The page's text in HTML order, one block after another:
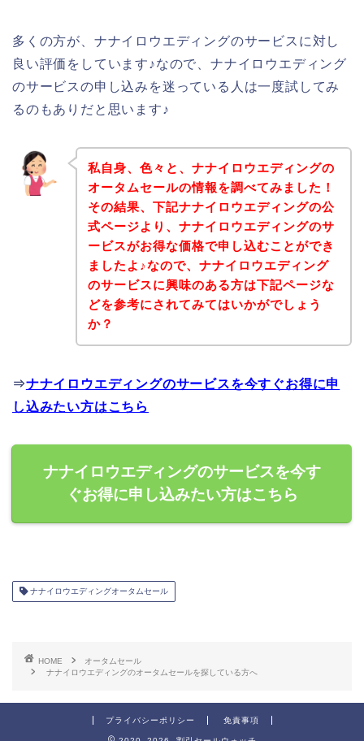
多くの方が、ナナイロウエディングのサービスに対し
良い評価をしています♪なので、ナナイロウエディング
のサービスの申し込みを迷っている人は一度試してみ
るのもありだと思います♪
私自身、色々と、ナナイロウエディングの
オータムセールの情報を調べてみました！
その結果、下記ナナイロウエディングの公
式ページより、ナナイロウエディングのサ
ービスがお得な価格で申し込むことができ
ましたよ♪なので、ナナイロウエディング
のサービスに興味のある方は下記ページな
どを参考にされてみてはいかがでしょう
か？
⇒ナナイロウエディングのサービスを今すぐお得に申
し込みたい方はこちら
ナナイロウエディングのサービスを今す
ぐお得に申し込みたい方はこちら
ナナイロウエディングオータムセール
HOME
オータムセール
ナナイロウエディングのオータムセールを探している方へ
プライバシーポリシー 免責事項